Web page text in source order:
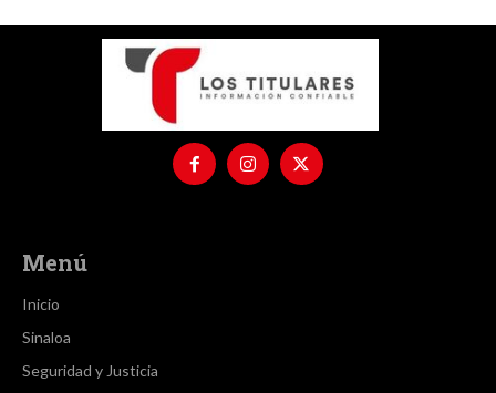
Menú
Inicio
Sinaloa
Seguridad y Justicia